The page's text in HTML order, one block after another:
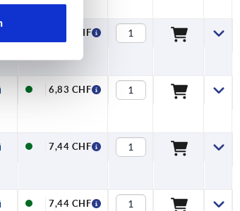
6,83 CHF
6,83 CHF
7,44 CHF
7,44 CHF